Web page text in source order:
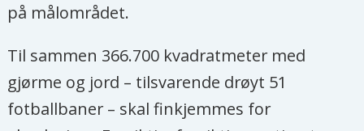
på målområdet.
Til sammen 366.700 kvadratmeter med
gjørme og jord – tilsvarende drøyt 51
fotballbaner – skal finkjemmes for